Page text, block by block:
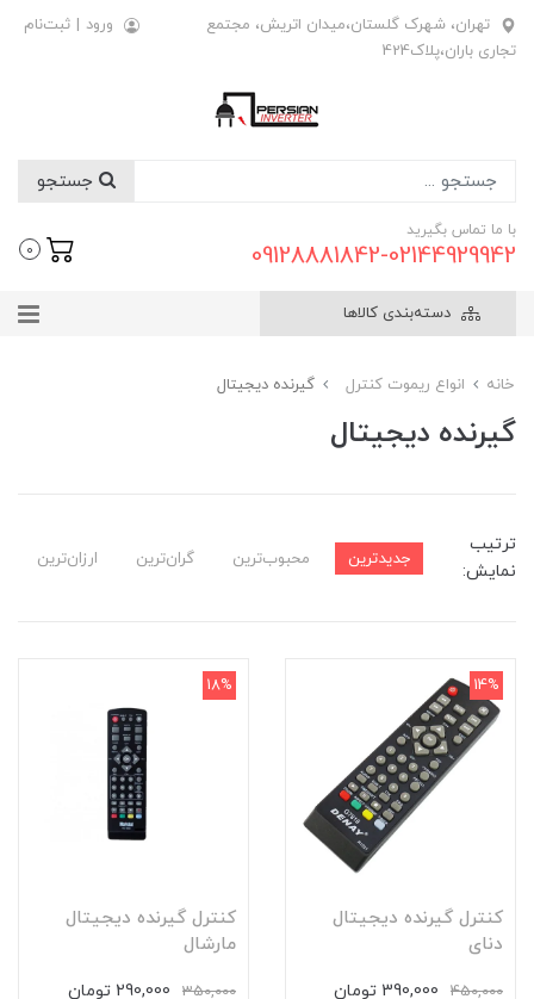
تهران، شهرک گلستان،میدان اتریش، مجتمع
تجاری باران،پلاک424
ورود | ثبت‌نام
با ما تماس بگیرید
09128881842-02144929942
0
دسته‌بندی کالاها
خانه انواع ریموت کنترل گیرنده دیجیتال
گیرنده دیجیتال
ترتیب
نمایش:
جدیدترین محبوب‌ترین گران‌ترین ارزان‌ترین
کنترل گیرنده دیجیتال
دنای
450,000 390,000 تومان
14%
کنترل گیرنده دیجیتال
مارشال
350,000 290,000 تومان
18%